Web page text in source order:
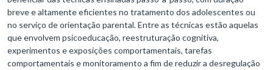
breve e altamente eficientes no tratamento dos adolescentes ou
no serviço de orientação parental. Entre as técnicas estão aquelas
que envolvem psicoeducação, reestruturação cognitiva,
experimentos e exposições comportamentais, tarefas
comportamentais e monitoramento a fim de reduzir a desregulação